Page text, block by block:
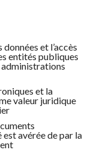
et l’accès
entités publiques
et la
valeur juridique
avérée de par la